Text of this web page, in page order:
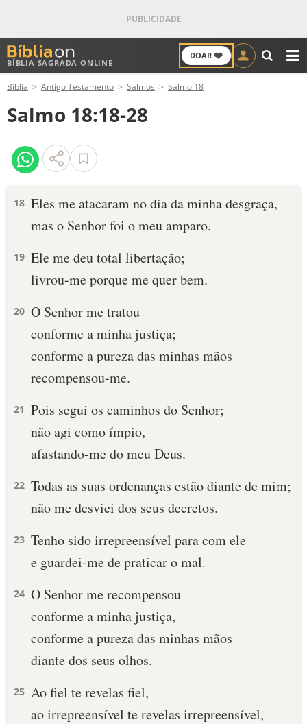
BÍBLIA SAGRADA ONLINE
DOAR ❤️
ANTIGO TESTAMENTO
NOVO TESTAMENTO
VERSÍCULOS
PALAVRA DO DIA
SALMO DO DIA
10 MANDAMENTOS
ESTUDOS BÍBLICOS
ESBOÇOS DE PREGAÇÃO
TEMAS
TERMO BÍBLICO JOGOS
QUEM SOMOS
Bíblia Antigo Testamento Salmos Salmo 18
Salmo 18:18-28
18 Eles me atacaram no dia da minha desgraça,
mas o Senhor foi o meu amparo.
19 Ele me deu total libertação;
livrou-me porque me quer bem.
20 O Senhor me tratou
conforme a minha justiça;
conforme a pureza das minhas mãos
recompensou-me.
21 Pois segui os caminhos do Senhor;
não agi como ímpio,
afastando-me do meu Deus.
22 Todas as suas ordenanças estão diante de mim;
não me desviei dos seus decretos.
23 Tenho sido irrepreensível para com ele
e guardei-me de praticar o mal.
24 O Senhor me recompensou
conforme a minha justiça,
conforme a pureza das minhas mãos
diante dos seus olhos.
25 Ao fiel te revelas fiel,
ao irrepreensível te revelas irrepreensível,